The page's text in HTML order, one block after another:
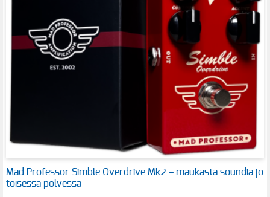
Mad Professor Simble Overdrive Mk2 – maukasta soundia jo
toisessa polvessa